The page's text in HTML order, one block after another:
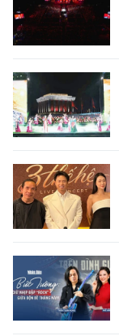
MUA BÁO
ENGLISH
FRANÇAIS
ESPAÑOL
한국어